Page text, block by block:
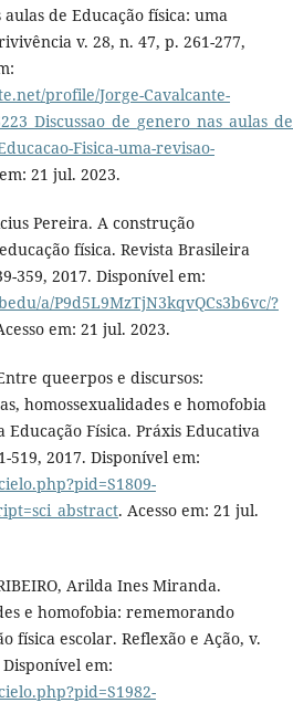
de Educação física: uma
v. 28, n. 47, p. 261-277,
profile/Jorge-Cavalcante-
Fisica-uma-revisao-
21 jul. 2023.
Pereira. A construção
física. Revista Brasileira
359, 2017. Disponível em:
a/P9d5L9MzTjN3kqvQCs3b6vc/?
em: 21 jul. 2023.
queerpos e discursos:
homossexualidades e homofobia
Educação Física. Práxis Educativa
519, 2017. Disponível em:
. Acesso em: 21 jul.
Arilda Ines Miranda.
e homofobia: rememorando
física escolar. Reflexão e Ação, v.
em: